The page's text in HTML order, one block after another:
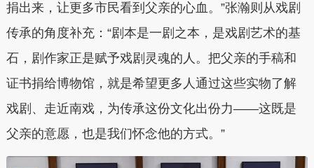
捐出来，让更多市民看到父亲的心血。”张瀚则从戏剧
传承的角度补充：“剧本是一剧之本，是戏剧艺术的基
石，剧作家正是赋予戏剧灵魂的人。把父亲的手稿和
证书捐给博物馆，就是希望更多人通过这些实物了解
戏剧、走近南戏，为传承这份文化出份力——这既是
父亲的意愿，也是我们怀念他的方式。”